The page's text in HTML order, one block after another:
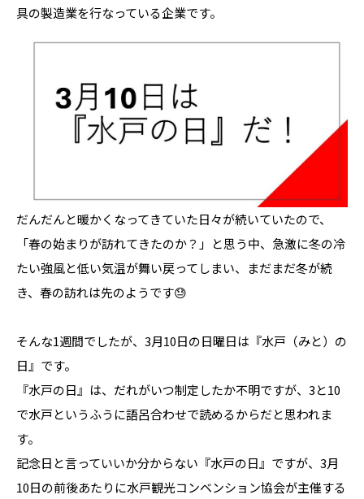
具の製造業を行なっている企業です。
だんだんと暖かくなってきていた日々が続いていたので、
「春の始まりが訪れてきたのか？」と思う中、急激に冬の冷
たい強風と低い気温が舞い戻ってしまい、まだまだ冬が続
き、春の訪れは先のようです😓
そんな1週間でしたが、3月10日の日曜日は『水戸（みと）の
日』です。
『水戸の日』は、だれがいつ制定したか不明ですが、3と10
で水戸というふうに語呂合わせで読めるからだと思われま
す。
記念日と言っていいか分からない『水戸の日』ですが、3月
10日の前後あたりに水戸観光コンベンション協会が主催する